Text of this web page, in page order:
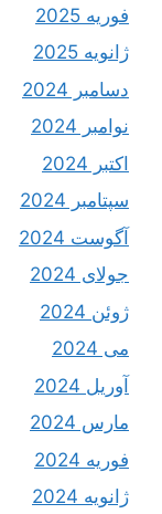
فوریه 2025
ژانویه 2025
دسامبر 2024
نوامبر 2024
اکتبر 2024
سپتامبر 2024
آگوست 2024
جولای 2024
ژوئن 2024
می 2024
آوریل 2024
مارس 2024
فوریه 2024
ژانویه 2024